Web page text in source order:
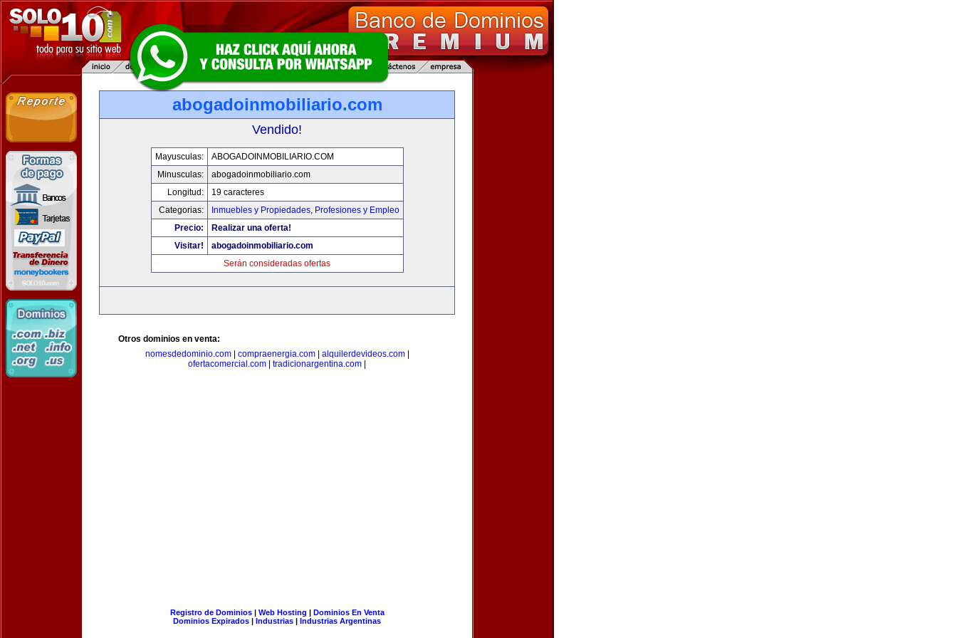
abogadoinmobiliario.com
Vendido!
Mayusculas:
ABOGADOINMOBILIARIO.COM
Minusculas:
abogadoinmobiliario.com
Longitud:
19 caracteres
Categorias:
Inmuebles y Propiedades, Profesiones y Empleo
Precio:
Realizar una oferta!
Visitar!
abogadoinmobiliario.com
Serán consideradas ofertas
Otros dominios en venta:
nomesdedominio.com| compraenergia.com| alquilerdevideos.com|
ofertacomercial.com
tradicionargentina.com
Registro de Dominios| Web Hosting | Dominios En Venta
Dominios Expirados | Industrias | Industrias Argentinas